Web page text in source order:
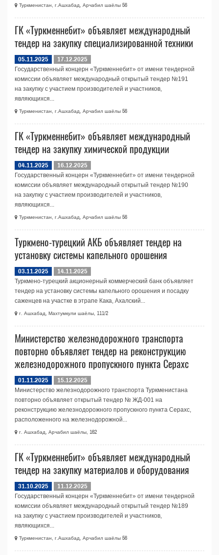
Туркменистан, г.Ашхабад, Арчабил шаёлы 56
ГК «Туркменнебит» объявляет международный
тендер на закупку специализированной техники
05.11.2025
17.12.2025
Государственный концерн «Туркменнебит» от имени тендерной
комиссии объявляет международный открытый тендер №191
на закупку с участием производителей и участников,
являющихся...
Туркменистан, г.Ашхабад, Арчабил шаёлы 56
ГК «Туркменнебит» объявляет международный
тендер на закупку химической продукции
04.11.2025
16.12.2025
Государственный концерн «Туркменнебит» от имени тендерной
комиссии объявляет международный открытый тендер №190
на закупку с участием производителей и участников,
являющихся...
Туркменистан, г.Ашхабад, Арчабил шаёлы 56
Туркмено-турецкий АКБ объявляет тендер на
установку системы капельного орошения
03.11.2025
14.11.2025
Туркмено-турецкий акционерный коммерческий банк объявляет
тендер на установку системы капельного орошения и посадку
саженцев на участке в этрапе Кака, Ахалский...
г. Ашхабад, Махтумкули шаёлы, 111/2
Министерство железнодорожного транспорта
повторно объявляет тендер на реконструкцию
железнодорожного пропускного пункта Серахс
01.11.2025
15.12.2025
Министерство железнодорожного транспорта Туркменистана
повторно объявляет открытый тендер № ЖД-001 на
реконструкцию железнодорожного пропускного пункта Серахс,
расположенного на железнодорожной...
г. Ашхабад, Арчабил шаёлы, 162
ГК «Туркменнебит» объявляет международный
тендер на закупку материалов и оборудования
31.10.2025
11.12.2025
Государственный концерн «Туркменнебит» от имени тендерной
комиссии объявляет международный открытый тендер №189
на закупку с участием производителей и участников,
являющихся...
Туркменистан, г.Ашхабад, Арчабил шаёлы 56